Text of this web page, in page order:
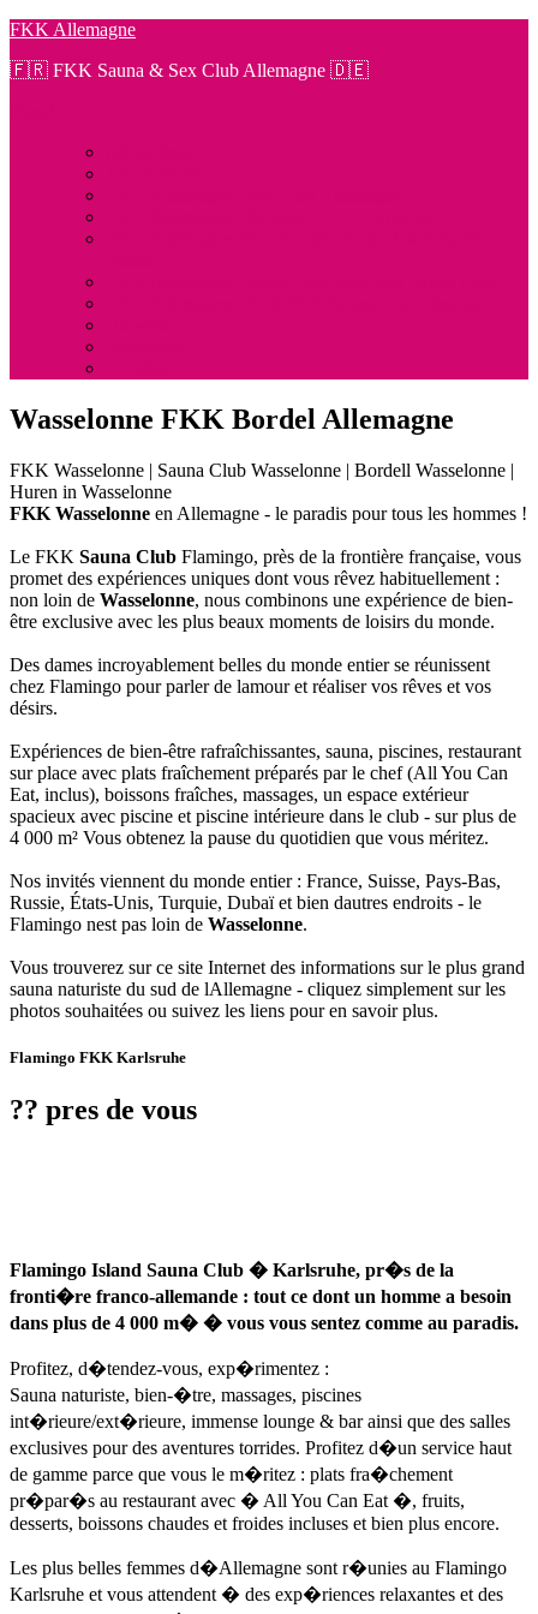
Zum
springen
FKK Allemagne
🇫🇷 FKK Sauna & Sex Club Allemagne 🇩🇪
Wasselonne FKK Bordel Allemagne
FKK Wasselonne | Sauna Club Wasselonne | Bordell Wasselonne |
Huren in Wasselonne
FKK Wasselonne en Allemagne - le paradis pour tous les hommes !
Le FKK Sauna Club Flamingo, près de la frontière française, vous
promet des expériences uniques dont vous rêvez habituellement :
non loin de Wasselonne, nous combinons une expérience de bien-
être exclusive avec les plus beaux moments de loisirs du monde.
Des dames incroyablement belles du monde entier se réunissent
chez Flamingo pour parler de lamour et réaliser vos rêves et vos
désirs.
Expériences de bien-être rafraîchissantes, sauna, piscines, restaurant
sur place avec plats fraîchement préparés par le chef (All You Can
Eat, inclus), boissons fraîches, massages, un espace extérieur
spacieux avec piscine et piscine intérieure dans le club - sur plus de
4 000 m² Vous obtenez la pause du quotidien que vous méritez.
Nos invités viennent du monde entier : France, Suisse, Pays-Bas,
Russie, États-Unis, Turquie, Dubaï et bien dautres endroits - le
Flamingo nest pas loin de Wasselonne.
Vous trouverez sur ce site Internet des informations sur le plus grand
sauna naturiste du sud de lAllemagne - cliquez simplement sur les
photos souhaitées ou suivez les liens pour en savoir plus.
Flamingo FKK Karlsruhe
?? pres de vous
Flamingo Island Sauna Club � Karlsruhe, pr�s de la
fronti�re franco-allemande : tout ce dont un homme a besoin
dans plus de 4 000 m� � vous vous sentez comme au paradis.
Profitez, d�tendez-vous, exp�rimentez :
Sauna naturiste, bien-�tre, massages, piscines
int�rieure/ext�rieure, immense lounge & bar ainsi que des salles
exclusives pour des aventures torrides. Profitez d�un service haut
de gamme parce que vous le m�ritez : plats fra�chement
pr�par�s au restaurant avec � All You Can Eat �, fruits,
desserts, boissons chaudes et froides incluses et bien plus encore.
Les plus belles femmes d�Allemagne sont r�unies au Flamingo
Karlsruhe et vous attendent � des exp�riences relaxantes et des